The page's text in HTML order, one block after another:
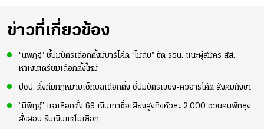
ข่าวที่เกี่ยวข้อง
“นิพิฏฐ์” ชี้ปมบัตรเลือกตั้งมีบาร์โค้ด “ไม่ลับ” ขัด รธน. แนะผู้สมัคร สส.
หาเงินเตรียมเลือกตั้งใหม่
ปชป. ตั้งทีมกฎหมายเช็กบิลเลือกตั้ง ชี้ปมบัตรเขย่ง-คิวอาร์โค้ด สังคมกังขา
“นิพิฏฐ์” แฉเลือกตั้ง 69 เงินเทาซื้อเสียงสูงถึงหัวละ 2,000 ชวนคนพัทลุง
สั่งสอน รับเงินแต่ไม่เลือก